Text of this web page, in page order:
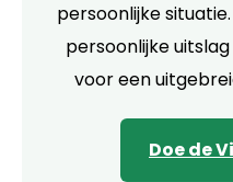
persoonlijke
persoonlijke
voor een
Doe de